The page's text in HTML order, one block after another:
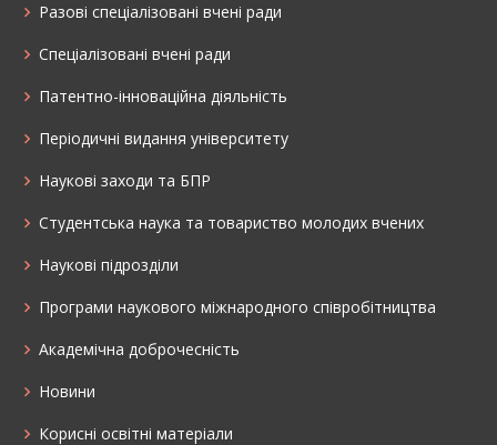
Разові спеціалізовані вчені ради
Спеціалізовані вчені ради
Патентно-інноваційна діяльність
Періодичні видання університету
Наукові заходи та БПР
Студентська наука та товариство молодих вчених
Наукові підрозділи
Програми наукового міжнародного співробітництва
Академічна доброчесність
Новини
Корисні освітні матеріали